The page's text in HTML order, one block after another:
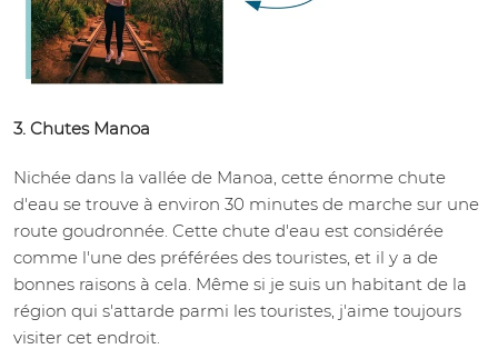
3. Chutes Manoa
Nichée dans la vallée de Manoa, cette énorme chute
d'eau se trouve à environ 30 minutes de marche sur une
route goudronnée. Cette chute d'eau est considérée
comme l'une des préférées des touristes, et il y a de
bonnes raisons à cela. Même si je suis un habitant de la
région qui s'attarde parmi les touristes, j'aime toujours
visiter cet endroit.